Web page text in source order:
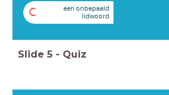
C
een onbepaald
lidwoord
Slide 5 - Quiz